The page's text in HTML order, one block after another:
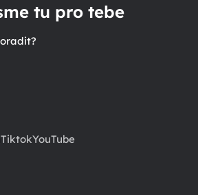
tu pro tebe
TiktokYouTube